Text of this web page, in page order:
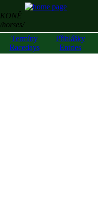
KONĚ
/horses/
Termíny
Racedays
Přihlášky
Entries